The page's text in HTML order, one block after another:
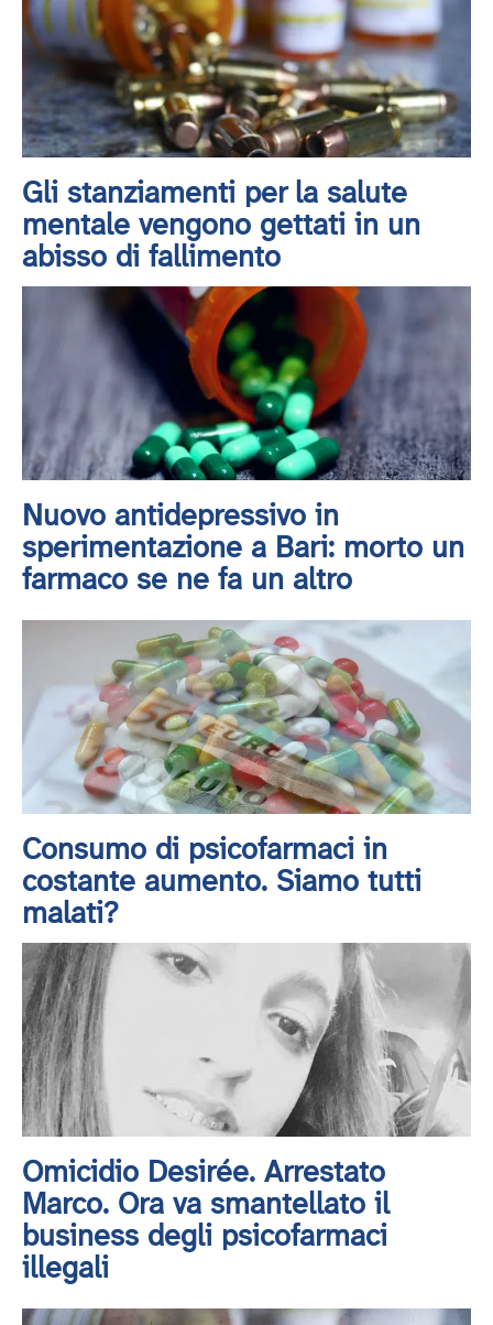
Gli stanziamenti per la salute
mentale vengono gettati in un
abisso di fallimento
Nuovo antidepressivo in
sperimentazione a Bari: morto un
farmaco se ne fa un altro
Consumo di psicofarmaci in
costante aumento. Siamo tutti
malati?
Omicidio Desirée. Arrestato
Marco. Ora va smantellato il
business degli psicofarmaci
illegali